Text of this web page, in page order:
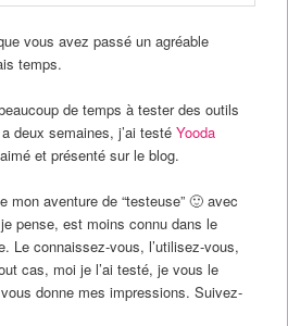
vous avez passé un agréable
temps.
de temps à tester des outils
deux semaines, j’ai testé Yooda
et présenté sur le blog.
mon aventure de “testeuse” 🙂 avec
pense, est moins connu dans le
Le connaissez-vous, l’utilisez-vous,
cas, moi je l’ai testé, je vous le
donne mes impressions. Suivez-